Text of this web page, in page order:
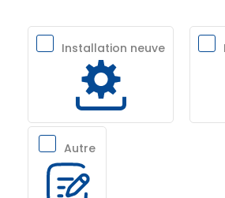
Installation neuve
Autre